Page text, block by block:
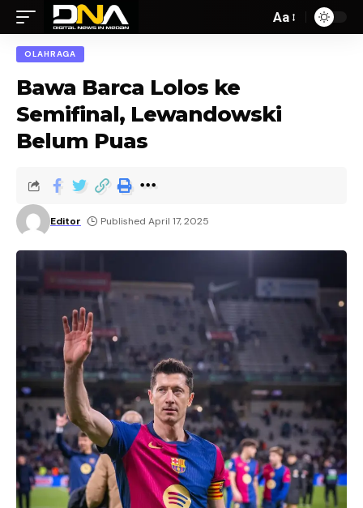
Aa
OLAHRAGA
Bawa Barca Lolos ke
Semifinal, Lewandowski
Belum Puas
Editor Published April 17, 2025